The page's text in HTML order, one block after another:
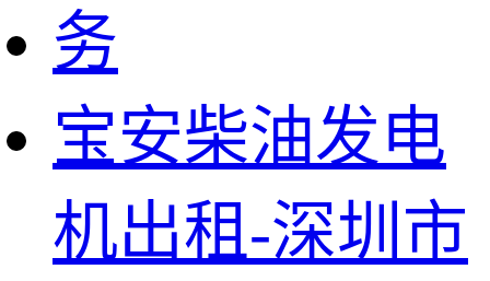
宝安柴油发电
机出租-深圳市